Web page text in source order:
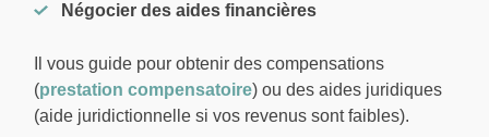
Négocier des aides financières
Il vous guide pour obtenir des compensations
(prestation compensatoire) ou des aides juridiques
(aide juridictionnelle si vos revenus sont faibles).